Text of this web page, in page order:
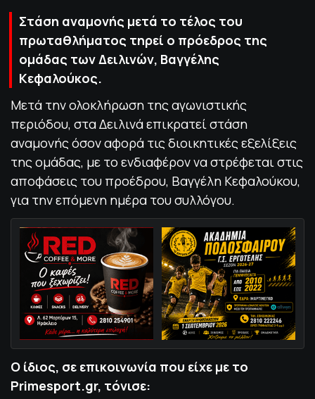
Στάση αναμονής μετά το τέλος του
πρωταθλήματος τηρεί ο πρόεδρος της
ομάδας των Δειλινών, Βαγγέλης
Κεφαλούκος.
Μετά την ολοκλήρωση της αγωνιστικής
περιόδου, στα Δειλινά επικρατεί στάση
αναμονής όσον αφορά τις διοικητικές εξελίξεις
της ομάδας, με το ενδιαφέρον να στρέφεται στις
αποφάσεις του προέδρου, Βαγγέλη Κεφαλούκου,
για την επόμενη ημέρα του συλλόγου.
Ο ίδιος, σε επικοινωνία που είχε με το
Primesport.gr, τόνισε: